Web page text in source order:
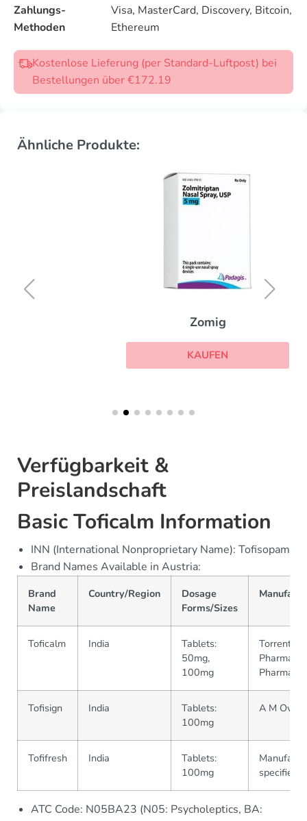
Zahlungs-
Methoden
Visa, MasterCard, Discovery, Bitcoin,
Ethereum
Kostenlose Lieferung (per Standard-Luftpost) bei
Bestellungen über €172.19
Ähnliche Produkte:
Verfügbarkeit &
Preislandschaft
Basic Toficalm Information
INN (International Nonproprietary Name): Tofisopam
Brand Names Available in Austria:
Brand
Name
Country/Region
Dosage
Forms/Sizes
Toficalm India
Tablets:
50mg,
100mg
Torrent
Pharma
Tofisign India
Tablets:
100mg
A M
Tofifresh India
Tablets:
100mg
specified
ATC Code: N05BA23 (N05: Psycholeptics, BA: